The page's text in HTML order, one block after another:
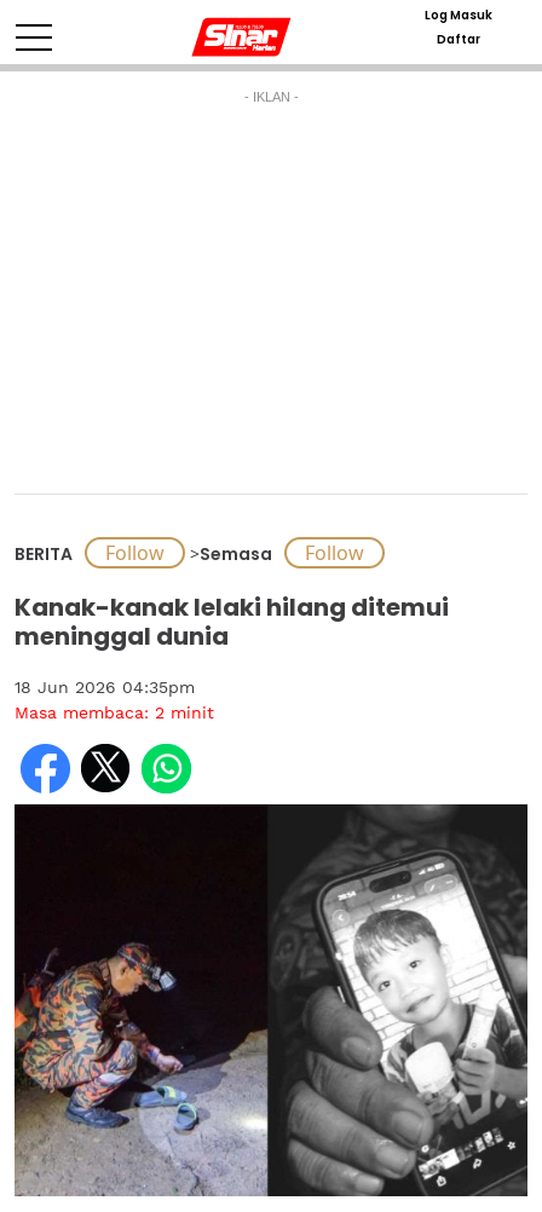
Log Masuk
Daftar
- IKLAN -
BERITA >Semasa
Kanak-kanak lelaki hilang ditemui
meninggal dunia
18 Jun 2026 04:35pm
Masa membaca: 2 minit